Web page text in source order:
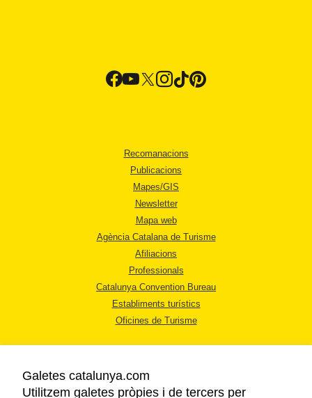
Recomanacions
Publicacions
Mapes/GIS
Newsletter
Mapa web
Agència Catalana de Turisme
Afiliacions
Professionals
Catalunya Convention Bureau
Establiments turístics
Oficines de Turisme
Galetes catalunya.com
Utilitzem galetes pròpies i de tercers per